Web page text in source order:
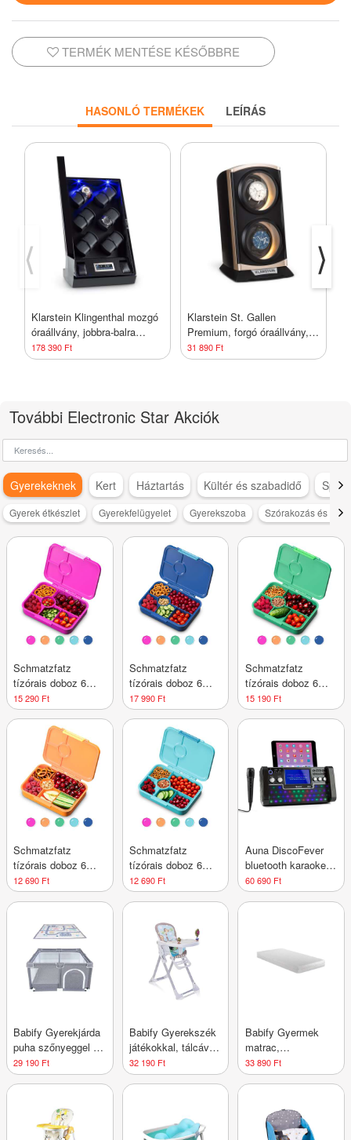
TERMÉK MENTÉSE KÉSŐBBRE
HASONLÓ TERMÉKEK LEÍRÁS
⟨
Klarstein Klingenthal mozgó
óraállvány, jobbra-balra
forgás, 14 óra, LED,
érintésvezérelt, fekete
178 390 Ft
Klarstein St. Gallen
Premium, forgó óraállvány, 2
karórához, 4
sebességfokozat, fekete
31 890 Ft
⟩
További Electronic Star Akciók
Gyerekeknek Kert Háztartás Kültér és szabadidő
Gyerek étkészlet Gyerekfelügyelet Gyerekszoba Szórakozás és
Schmatzfatz
tízórais doboz 6
rekesszel
15 290 Ft
Schmatzfatz
tízórais doboz 6
rekesszel
17 990 Ft
Schmatzfatz
tízórais doboz 6
rekesszel
15 190 Ft
Schmatzfatz
tízórais doboz 6
rekesszel
12 690 Ft
Schmatzfatz
tízórais doboz 6
rekesszel
12 690 Ft
Auna DiscoFever
bluetooth karaoke
rendszer, LED 7''
TFT kijelző, CD,
60 690 Ft
Babify Gyerekjárda
puha szőnyeggel és
csúszásgátló
járókával, beltéri és
is alkalmas,
dőlésálló és
könnyen
29 190 Ft
Babify Gyerekszék
játékokkal, tálcával
és állítható
lábtartóval (max.
32 190 Ft
Babify Gyermek
matrac,
viszkoelasztikus,
huzattal, 120 x 60
33 890 Ft